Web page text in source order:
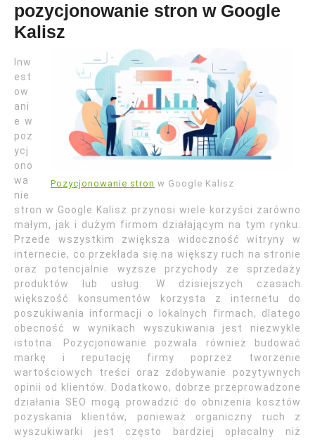
pozycjonowanie stron w Google
Kalisz
Pozycjonowanie stron w Google Kalisz
Inw
est
ow
ani
e w
poz
ycj
ono
wa
nie
stron w Google Kalisz przynosi wiele korzyści zarówno
małym, jak i dużym firmom działającym na tym rynku.
Przede wszystkim zwiększa widoczność witryny w
internecie, co przekłada się na większy ruch na stronie
oraz potencjalnie wyższe przychody ze sprzedaży
produktów lub usług. W dzisiejszych czasach
większość konsumentów korzysta z internetu do
poszukiwania informacji o lokalnych firmach, dlatego
obecność w wynikach wyszukiwania jest niezwykle
istotna. Pozycjonowanie pozwala również budować
markę i reputację firmy poprzez tworzenie
wartościowych treści oraz zdobywanie pozytywnych
opinii od klientów. Dodatkowo, dobrze przeprowadzone
działania SEO mogą prowadzić do obniżenia kosztów
pozyskania klientów, ponieważ organiczny ruch z
wyszukiwarki jest często bardziej opłacalny niż